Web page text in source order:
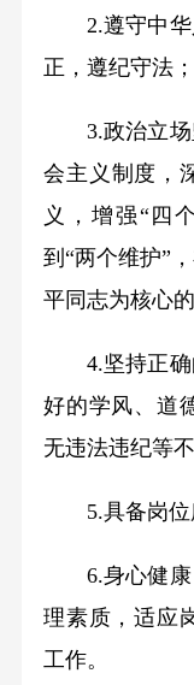
2.遵守中
正，遵纪守法；
3.政治立
会主义制度，
义，增强“四
到 “两个维护”
平同志为核心
4.坚持正
好的学风、道
无违法违纪等
5.具备岗位
6.身心健
理素质，适应
工作。